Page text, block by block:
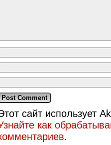
сайт использует
как
.